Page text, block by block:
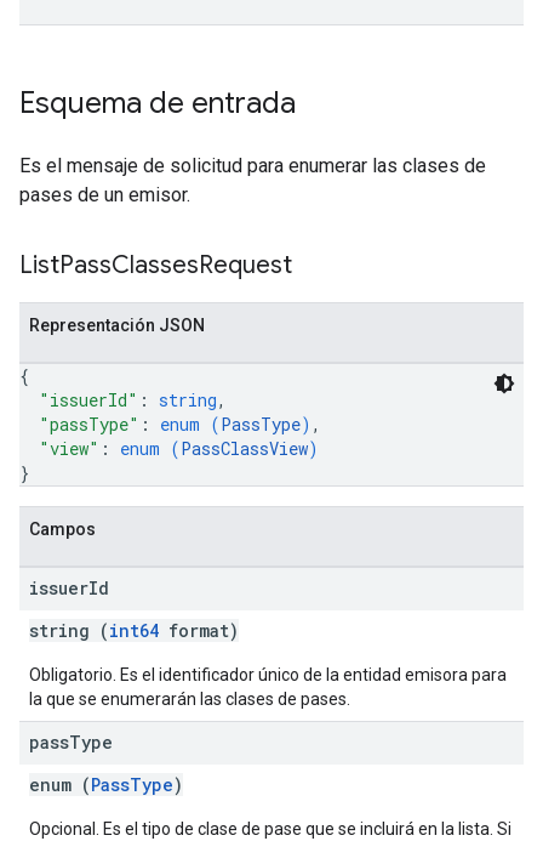
Esquema de entrada
Es el mensaje de solicitud para enumerar las clases de
pases de un emisor.
ListPassClassesRequest
Representación JSON
{
"issuerId" : string,
"passType" : enum (PassType) ,
"view" : enum (PassClassView)
}
Campos
issuerId
string (int64 format)
Obligatorio. Es el identificador único de la entidad emisora para
la que se enumerarán las clases de pases.
passType
enum (PassType)
Opcional. Es el tipo de clase de pase que se incluirá en la lista. Si